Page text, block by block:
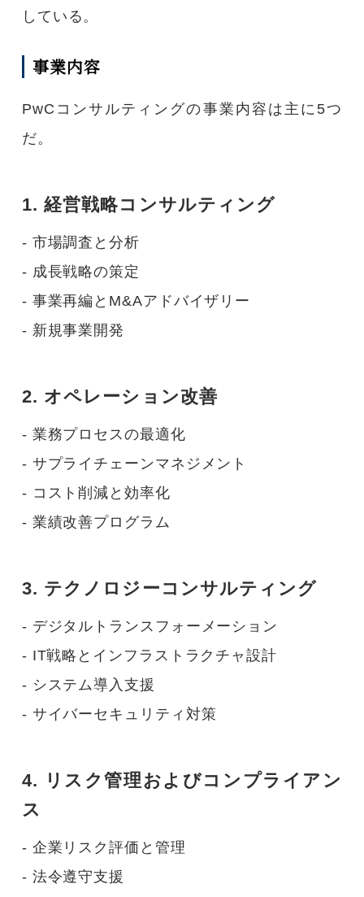
している。
事業内容
PwCコンサルティングの事業内容は主に5つ
だ。
1. 経営戦略コンサルティング
- 市場調査と分析
- 成長戦略の策定
- 事業再編とM&Aアドバイザリー
- 新規事業開発
2. オペレーション改善
- 業務プロセスの最適化
- サプライチェーンマネジメント
- コスト削減と効率化
- 業績改善プログラム
3. テクノロジーコンサルティング
- デジタルトランスフォーメーション
- IT戦略とインフラストラクチャ設計
- システム導入支援
- サイバーセキュリティ対策
4. リスク管理およびコンプライアン
ス
- 企業リスク評価と管理
- 法令遵守支援